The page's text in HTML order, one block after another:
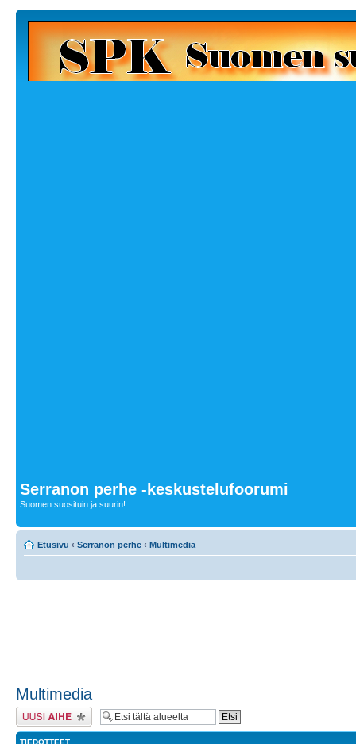
Serranon perhe -keskustelufoorumi
Suomen suosituin ja suurin!
Etusivu ‹ Serranon perhe ‹ Multimedia
Multimedia
Lähetä uusi viesti
TIEDOTTEET